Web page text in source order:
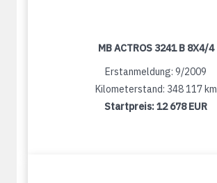
MB ACTROS 3241 B 8X4/4
Erstanmeldung: 9/2009
Kilometerstand: 348 117 km
Startpreis:12 678 EUR